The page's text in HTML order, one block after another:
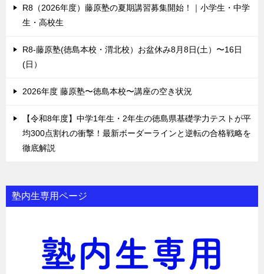
R8（2026年度）藤原塾の夏期講習募集開始！｜小学生・中学
生・高校生
R8-藤原塾(徳島本校・渭北校）お盆休み8月8日(土）〜16日
(日）
2026年度 藤原塾〜徳島本校〜講座の空き状況
【令和8年度】中学1年生・2年生の徳島県基礎学力テストが平
均300点割れの衝撃！最新ボーダーラインと逆転の合格戦略を
徹底解説
塾内生専用ページ